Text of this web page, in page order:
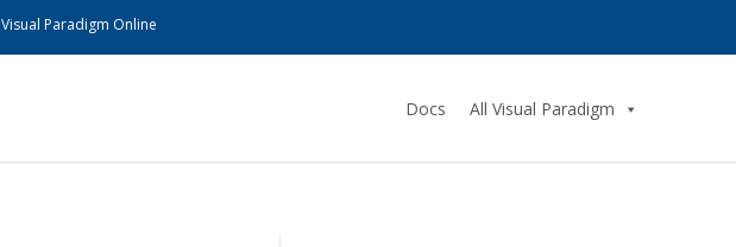
Visual Paradigm Online
Docs All Visual Paradigm